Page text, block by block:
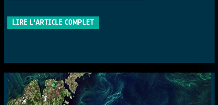
LIRE L'ARTICLE COMPLET